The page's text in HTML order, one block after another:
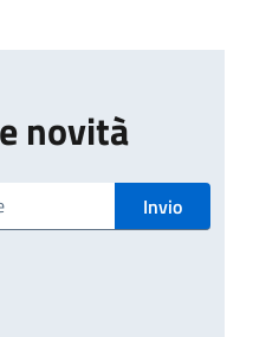
novità
Invio